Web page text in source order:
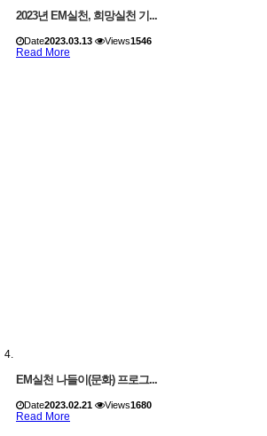
2023년 EM실천, 희망실천 기...
Date2023.03.13 Views1546
Read More
EM실천 나들이(문화) 프로그...
Date2023.02.21 Views1680
Read More